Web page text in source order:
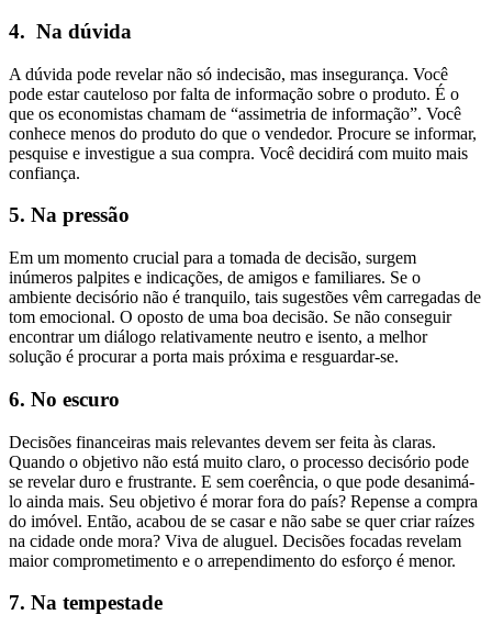
4. Na dúvida
A dúvida pode revelar não só indecisão, mas insegurança. Você
pode estar cauteloso por falta de informação sobre o produto. É o
que os economistas chamam de “assimetria de informação”. Você
conhece menos do produto do que o vendedor. Procure se informar,
pesquise e investigue a sua compra. Você decidirá com muito mais
confiança.
5. Na pressão
Em um momento crucial para a tomada de decisão, surgem
inúmeros palpites e indicações, de amigos e familiares. Se o
ambiente decisório não é tranquilo, tais sugestões vêm carregadas de
tom emocional. O oposto de uma boa decisão. Se não conseguir
encontrar um diálogo relativamente neutro e isento, a melhor
solução é procurar a porta mais próxima e resguardar-se.
6. No escuro
Decisões financeiras mais relevantes devem ser feita às claras.
Quando o objetivo não está muito claro, o processo decisório pode
se revelar duro e frustrante. E sem coerência, o que pode desanimá-
lo ainda mais. Seu objetivo é morar fora do país? Repense a compra
do imóvel. Então, acabou de se casar e não sabe se quer criar raízes
na cidade onde mora? Viva de aluguel. Decisões focadas revelam
maior comprometimento e o arrependimento do esforço é menor.
7. Na tempestade